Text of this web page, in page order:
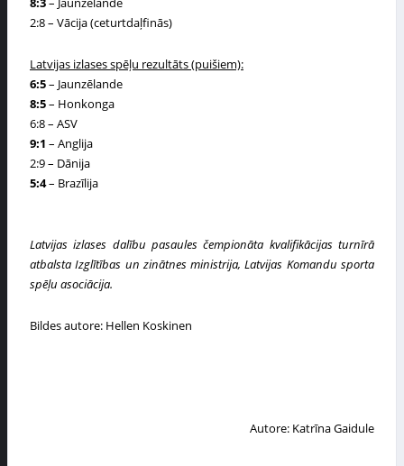
2:8– Vācija (ceturtdaļfinās)
Latvijas izlases spēļu rezultāts(puišiem):
6:5– Jaunzēlande
8:5– Honkonga
6:8– ASV
9:1 – Anglija
2:9– Dānija
5:4– Brazīlija
Latvijas izlases dalību pasaules čempionāta kvalifikācijas turnīrā
atbalsta Izglītības un zinātnes ministrija, Latvijas Komandu sporta
spēļu asociācija.
Bildes autore: Hellen Koskinen
Autore: Katrīna Gaidule